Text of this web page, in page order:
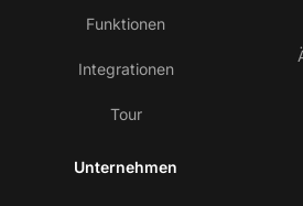
Funktionen
Integrationen
Tour
Unternehmen